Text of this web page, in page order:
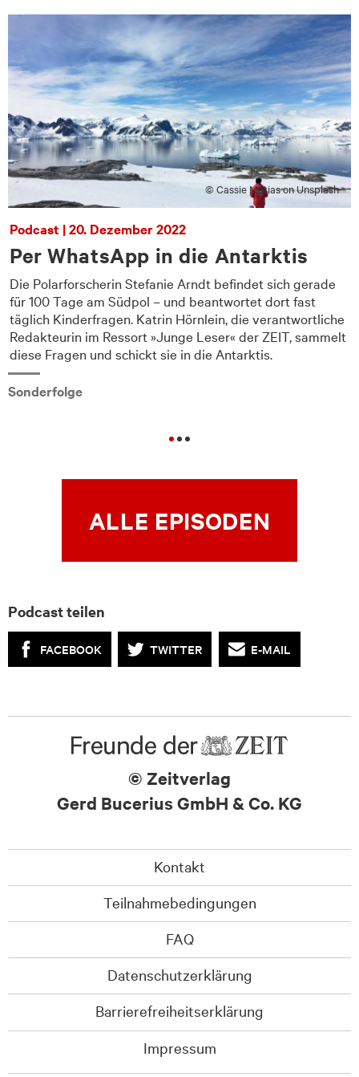
© Cassie Matias on Unsplash
Podcast | 20. Dezember 2022
Per WhatsApp in die Antarktis
Die Polarforscherin Stefanie Arndt befindet sich gerade
für 100 Tage am Südpol – und beantwortet dort fast
täglich Kinderfragen. Katrin Hörnlein, die verantwortliche
Redakteurin im Ressort »Junge Leser« der ZEIT, sammelt
diese Fragen und schickt sie in die Antarktis.
Sonderfolge
ALLE EPISODEN
Podcast teilen
FACEBOOK TWITTER E-MAIL
© Zeitverlag
Gerd Bucerius GmbH & Co. KG
Kontakt
Teilnahmebedingungen
FAQ
Datenschutzerklärung
Barrierefreiheitserklärung
Impressum